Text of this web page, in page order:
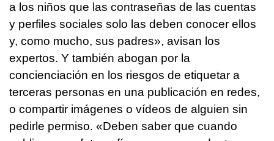
a los niños que las contraseñas de las cuentas
y perfiles sociales solo las deben conocer ellos
y, como mucho, sus padres», avisan los
expertos. Y también abogan por la
concienciación en los riesgos de etiquetar a
terceras personas en una publicación en redes,
o compartir imágenes o vídeos de alguien sin
pedirle permiso. «Deben saber que cuando